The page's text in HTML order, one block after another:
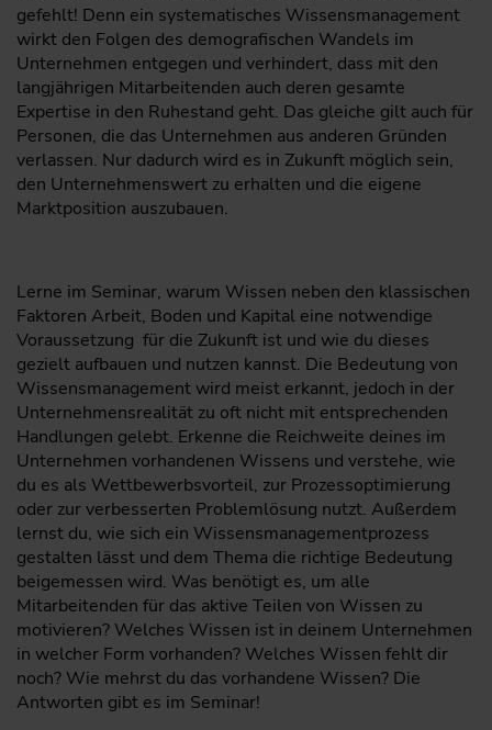
gefehlt! Denn ein systematisches Wissensmanagement
wirkt den Folgen des demografischen Wandels im
Unternehmen entgegen und verhindert, dass mit den
langjährigen Mitarbeitenden auch deren gesamte
Expertise in den Ruhestand geht. Das gleiche gilt auch für
Personen, die das Unternehmen aus anderen Gründen
verlassen. Nur dadurch wird es in Zukunft möglich sein,
den Unternehmenswert zu erhalten und die eigene
Marktposition auszubauen.
Lerne im Seminar, warum Wissen neben den klassischen
Faktoren Arbeit, Boden und Kapital eine notwendige
Voraussetzung für die Zukunft ist und wie du dieses
gezielt aufbauen und nutzen kannst. Die Bedeutung von
Wissensmanagement wird meist erkannt, jedoch in der
Unternehmensrealität zu oft nicht mit entsprechenden
Handlungen gelebt. Erkenne die Reichweite deines im
Unternehmen vorhandenen Wissens und verstehe, wie
du es als Wettbewerbsvorteil, zur Prozessoptimierung
oder zur verbesserten Problemlösung nutzt. Außerdem
lernst du, wie sich ein Wissensmanagementprozess
gestalten lässt und dem Thema die richtige Bedeutung
beigemessen wird. Was benötigt es, um alle
Mitarbeitenden für das aktive Teilen von Wissen zu
motivieren? Welches Wissen ist in deinem Unternehmen
in welcher Form vorhanden? Welches Wissen fehlt dir
noch? Wie mehrst du das vorhandene Wissen? Die
Antworten gibt es im Seminar!